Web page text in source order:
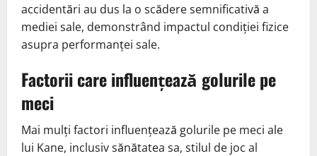
accidentări au dus la o scădere semnificativă a
mediei sale, demonstrând impactul condiției fizice
asupra performanței sale.
Factorii care influențează golurile pe
meci
Mai mulți factori influențează golurile pe meci ale
lui Kane, inclusiv sănătatea sa, stilul de joc al